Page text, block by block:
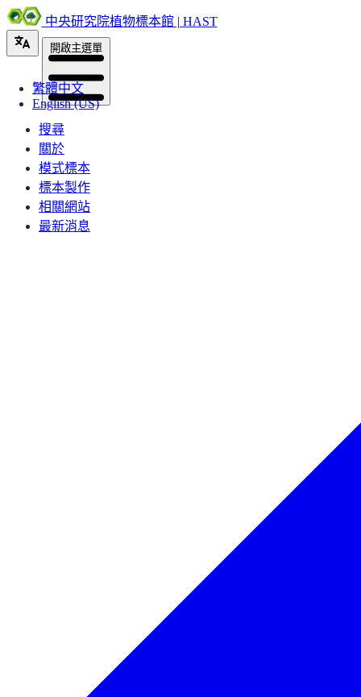
中央研究院植物標本館 | HAST
繁體中文
English (US)
開啟主選單
搜尋
關於
模式標本
標本製作
相關網站
最新消息